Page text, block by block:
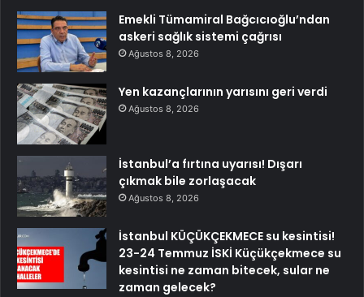
Emekli Tümamiral Bağcıcıoğlu’ndan
askeri sağlık sistemi çağrısı
Ağustos 8, 2026
Yen kazançlarının yarısını geri verdi
Ağustos 8, 2026
İstanbul’a fırtına uyarısı! Dışarı
çıkmak bile zorlaşacak
Ağustos 8, 2026
İstanbul KÜÇÜKÇEKMECE su kesintisi!
23-24 Temmuz İSKİ Küçükçekmece su
kesintisi ne zaman bitecek, sular ne
zaman gelecek?